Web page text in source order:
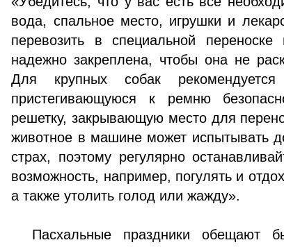
вода, спальное место, игрушки и
перевозить в специальной переноске
надежно закреплена, чтобы она не
Для крупных собак рекомендуется
пристегивающуюся к ремню
решетку, закрывающую место для
животное в машине может испытывать
страх, поэтому регулярно
возможность, например, погулять и
а также утолить голод или жажду».
Пасхальные праздники обещают